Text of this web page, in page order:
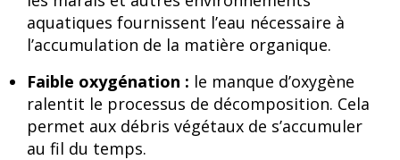
aquatiques fournissent l’eau nécessaire à
l’accumulation de la matière organique.
Faible oxygénation : le manque d’oxygène
ralentit le processus de décomposition. Cela
permet aux débris végétaux de s’accumuler
au fil du temps.